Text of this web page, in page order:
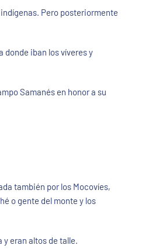
Pero posteriormente
donde iban los víveres y
Samanés en honor a su
también por los Mocovíes,
o gente del monte y los
eran altos de talle.